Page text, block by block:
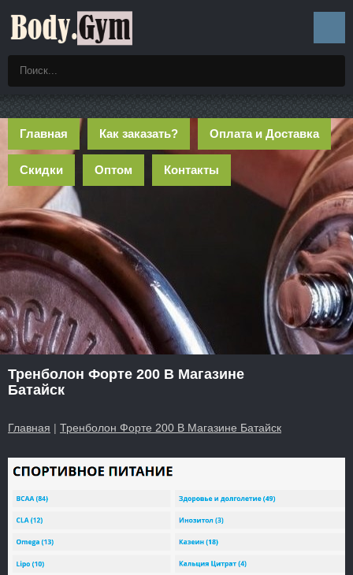
Главная Как заказать? Оплата и Доставка
Скидки Оптом Контакты
Тренболон Форте 200 В Магазине
Батайск
Главная | Тренболон Форте 200 В Магазине Батайск